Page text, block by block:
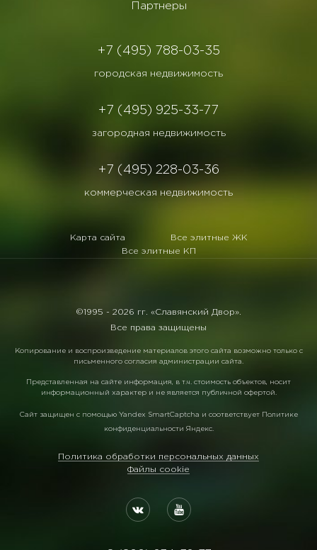
Партнеры
+7 (495) 788-03-35
городская недвижимость
+7 (495) 925-33-77
загородная недвижимость
+7 (495) 228-03-36
коммерческая недвижимость
Карта сайта
Все элитные ЖК
Все элитные КП
©1995 - 2026 гг. «Славянский Двор».
Все права защищены
Копирование и воспроизведение материалов этого сайта возможно только с
письменного согласия администрации сайта.
Представленная на сайте информация, в т.ч. стоимость объектов, носит
информационный характер и не является публичной офертой.
Сайт защищен с помощью Yandex SmartCaptcha и соответствует Политике
конфиденциальности Яндекс.
Политика обработки персональных данных
Файлы cookie